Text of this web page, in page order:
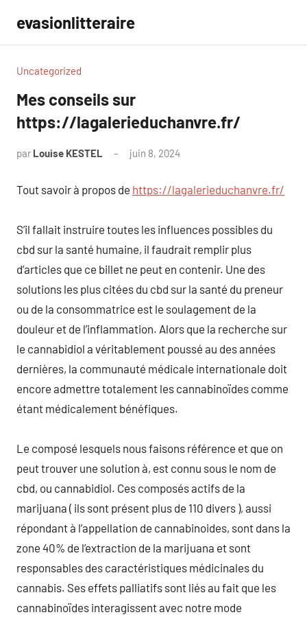
contenu
evasionlitteraire
Uncategorized
Mes conseils sur
https://lagalerieduchanvre.fr/
par Louise KESTEL juin 8, 2024
Tout savoir à propos de https://lagalerieduchanvre.fr/
S’il fallait instruire toutes les influences possibles du
cbd sur la santé humaine, il faudrait remplir plus
d’articles que ce billet ne peut en contenir. Une des
solutions les plus citées du cbd sur la santé du preneur
ou de la consommatrice est le soulagement de la
douleur et de l’inflammation. Alors que la recherche sur
le cannabidiol a véritablement poussé au des années
dernières, la communauté médicale internationale doit
encore admettre totalement les cannabinoïdes comme
étant médicalement bénéfiques.
Le composé lesquels nous faisons référence et que on
peut trouver une solution à, est connu sous le nom de
cbd, ou cannabidiol. Ces composés actifs de la
marijuana ( ils sont présent plus de 110 divers ), aussi
répondant à l’appellation de cannabinoides, sont dans la
zone 40% de l’extraction de la marijuana et sont
responsables des caractéristiques médicinales du
cannabis. Ses effets palliatifs sont liés au fait que les
cannabinoïdes interagissent avec notre mode